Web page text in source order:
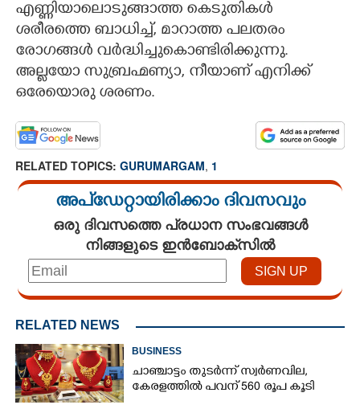
ASTRO
CONTACT US
എണ്ണിയാലൊടുങ്ങാത്ത കെടുതികൾ
ശരീരത്തെ ബാധിച്ച്,​ മാറാത്ത പലതരം
രോഗങ്ങൾ വർദ്ധിച്ചുകൊണ്ടിരിക്കുന്നു.
അല്ലയോ സുബ്രഹ്മണ്യാ,​ നീയാണ് എനിക്ക്
ഒരേയൊരു ശരണം.
RELATED TOPICS: GURUMARGAM, 1
അപ്ഡേറ്റായിരിക്കാം ദിവസവും
ഒരു ദിവസത്തെ പ്രധാന സംഭവങ്ങൾ
നിങ്ങളുടെ ഇൻബോക്സിൽ
RELATED NEWS
BUSINESS
ചാഞ്ചാട്ടം തുടർന്ന് സ്വർണവില,
കേരളത്തിൽ പവന് 560 രൂപ കൂടി